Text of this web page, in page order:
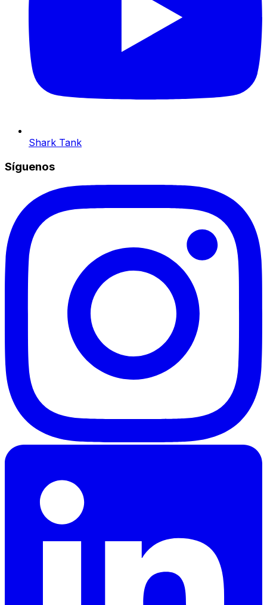
Shark Tank
Síguenos